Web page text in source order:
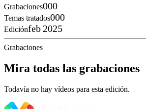
Grabaciones000
Temas tratados000
Ediciónfeb 2025
Grabaciones
Mira todas las grabaciones
Todavía no hay vídeos para esta edición.